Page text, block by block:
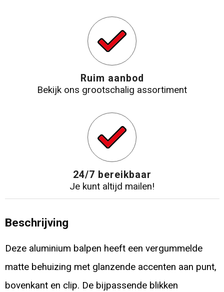
Ruim aanbod
Bekijk ons grootschalig assortiment
24/7 bereikbaar
Je kunt altijd mailen!
Beschrijving
Deze aluminium balpen heeft een vergummelde
matte behuizing met glanzende accenten aan punt,
bovenkant en clip. De bijpassende blikken